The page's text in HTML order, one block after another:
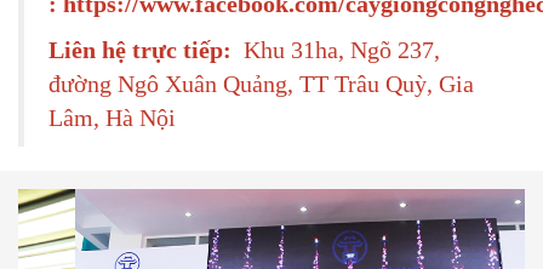
Liên hệ trực tiếp: Khu 31ha, Ngõ 237,
đường Ngô Xuân Quảng, TT Trâu Quỳ, Gia
Lâm, Hà Nội